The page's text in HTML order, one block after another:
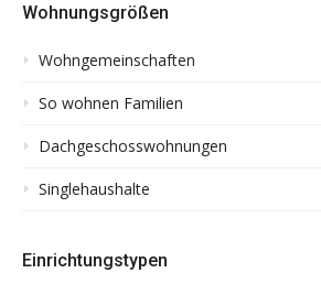
Wohnungsgrößen
Wohngemeinschaften
So wohnen Familien
Dachgeschosswohnungen
Singlehaushalte
Einrichtungstypen